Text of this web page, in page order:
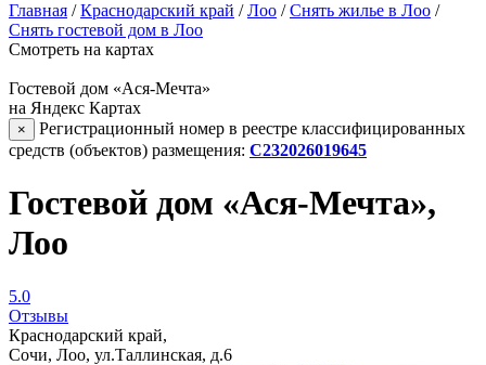
Главная /Краснодарский край /Лоо /Снять жилье в Лоо /
Снять гостевой дом в Лоо
Смотреть на картах
Гостевой дом «Ася-Мечта»
на Яндекс Картах
×
Регистрационный номер в реестре классифицированных
средств (объектов) размещения: С232026019645
Гостевой дом «Ася-Мечта»,
Лоо
5.0
Отзывы
Краснодарский край,
Сочи, Лоо, ул.Таллинская, д.6